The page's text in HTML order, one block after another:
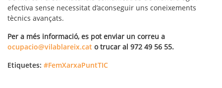
efectiva sense necessitat d’aconseguir uns coneixements
tècnics avançats.
Per a més informació, es pot enviar un correu a
ocupacio@vilablareix.cat o trucar al 972 49 56 55.
Etiquetes: #FemXarxaPuntTIC